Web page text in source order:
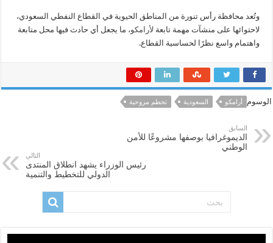
وتُعد محافظة رأس تنورة من المناطق الحيوية في القطاع النفطي السعودي،
لاحتوائها على منشآت مهمة تابعة لأرامكو، ما يجعل أي حادث فيها محل متابعة
واهتمام واسع نظرًا لحساسية القطاع.
الوسوم أرامكو السعودية تحطم مروحية
السابق
الديموغرافيا بوصفها مشروعًا للأمن
الوطني
التالي
رئيس الوزراء يشهد انطلاق المنتدى
الدولي للتخطيط والتنمية